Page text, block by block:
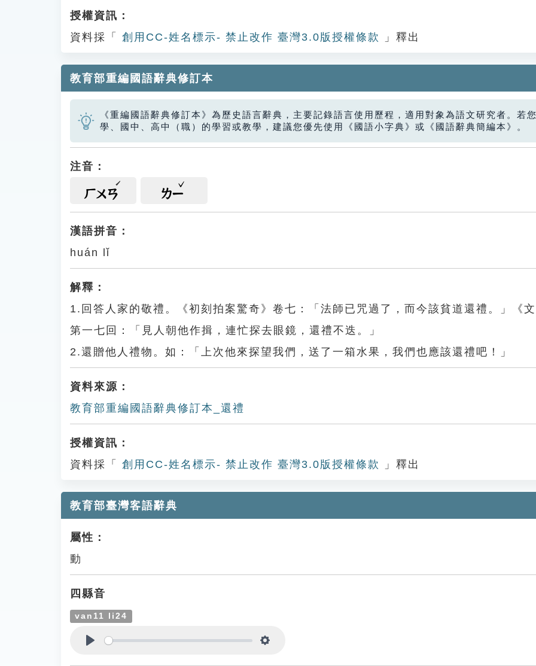
授權資訊：
資料採「
創用CC-姓名標示- 禁止改作 臺灣3.0版授權條款 」釋出
教育部重編國語辭典修訂本
《重編國語辭典修訂本》為歷史語言辭典，主要記錄語言使用歷程，適用對象為語文研究者。若
學、國中、高中（職）的學習或教學，建議您優先使用《國語小字典》或《國語辭典簡編本》。
注音：
ㄏㄨㄢ ㄌㄧ
漢語拼音：
huán lǐ
解釋：
1.回答人家的敬禮。《初刻拍案驚奇》卷七：「法師已咒過了，而今該貧道還禮。」《
第一七回：「見人朝他作揖，連忙探去眼鏡，還禮不迭。」
2.還贈他人禮物。如：「上次他來探望我們，送了一箱水果，我們也應該還禮吧！」
資料來源：
教育部重編國語辭典修訂本_還禮
授權資訊：
資料採「
創用CC-姓名標示- 禁止改作 臺灣3.0版授權條款 」釋出
教育部臺灣客語辭典
屬性：
動
四縣音
van11 li24